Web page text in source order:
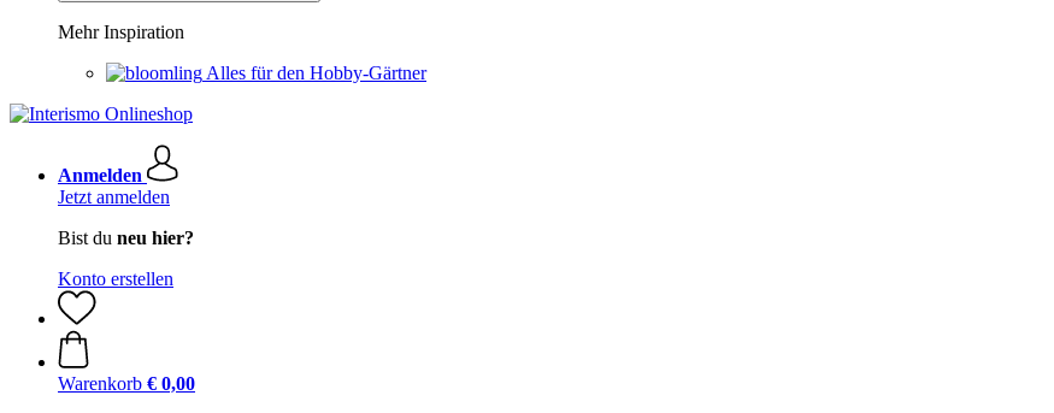
Mehr Inspiration
Alles für den Hobby-Gärtner
Anmelden
Jetzt anmelden
Bist du neu hier?
Konto erstellen
Warenkorb € 0,00